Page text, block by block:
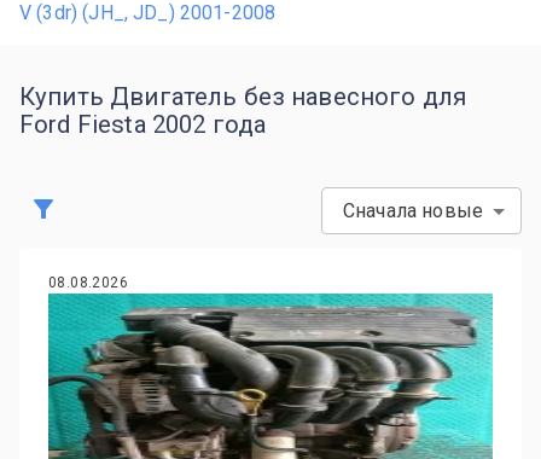
V (3dr) (JH_, JD_) 2001-2008
Купить Двигатель без навесного для
Ford Fiesta 2002 года
Сначала новые
08.08.2026